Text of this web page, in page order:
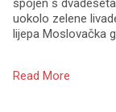
spojen s
uokolo zelene
lijepa Moslovačka
Read More